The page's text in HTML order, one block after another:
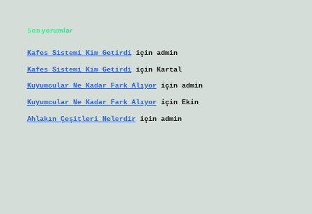
Son yorumlar
Kafes Sistemi Kim Getirdiiçin admin
Kafes Sistemi Kim Getirdiiçin Kartal
Kuyumcular Ne Kadar Fark Alıyoriçin admin
Kuyumcular Ne Kadar Fark Alıyoriçin Ekin
Ahlakın Çeşitleri Nelerdiriçin admin